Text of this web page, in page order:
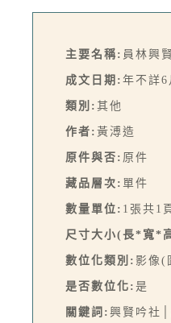
主要名稱: 員林興
成文日期: 年不詳6
類別: 其他
作者: 黃溥造
原件與否: 原件
藏品層次: 單件
數量單位: 1張共1
尺寸大小(長*寬*
數位化類別: 影像(
是否數位化: 是
關鍵詞: 興賢吟社